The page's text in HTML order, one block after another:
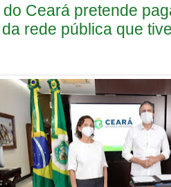
Ceará pretende
rede pública que